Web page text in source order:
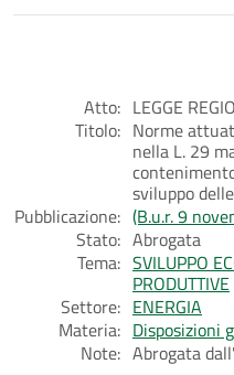
Atto: LEGGE
Titolo: Norme
nella L. 29
sviluppo
Pubblicazione: (B.u.r. 9
Stato: Abrogata
Tema: SVILUPPO
PRODUTTIVE
Settore: ENERGIA
Materia: Disposizioni
Note: Abrogata